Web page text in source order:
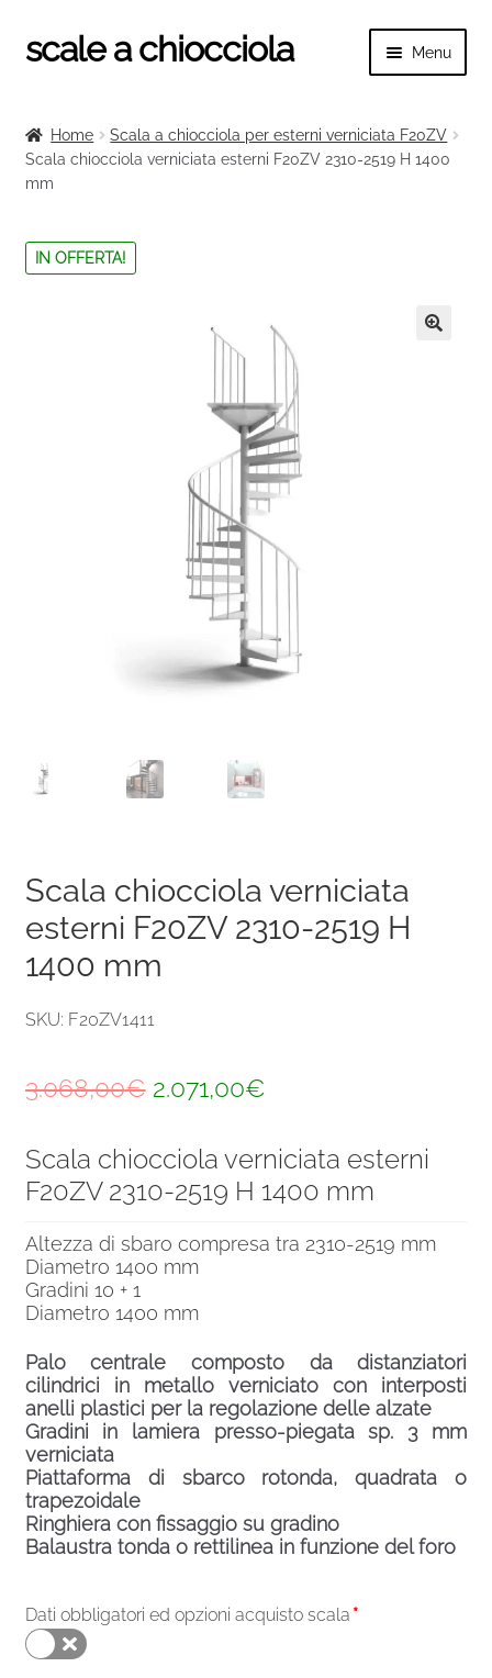
Vai
alla
Vai
al
scale a chiocciola Menu
il
menu
Tutte le scale
Ringhiere e balaustre
menu
Home
Scala a chiocciola per esterni verniciata F20ZV
Scala chiocciola verniciata esterni F20ZV 2310-2519 H 1400
mm
IN OFFERTA!
Scala chiocciola verniciata
esterni F20ZV 2310-2519 H
1400 mm
SKU: F20ZV1411
3.068,00€ Il
originale
era:
3.068,00€.
2.071,00€Il
attuale
è:
2.071,00€.
Scala chiocciola verniciata esterni
F20ZV 2310-2519 H 1400 mm
Altezza di sbaro compresa tra 2310-2519 mm
Diametro 1400 mm
Gradini 10 + 1
Diametro 1400 mm
Palo centrale composto da distanziatori
cilindrici in metallo verniciato con interposti
anelli plastici per la regolazione delle alzate
Gradini in lamiera presso-piegata sp. 3 mm
verniciata
Piattaforma di sbarco rotonda, quadrata o
trapezoidale
Ringhiera con fissaggio su gradino
Balaustra tonda o rettilinea in funzione del foro
Dati obbligatori ed opzioni acquisto scala *